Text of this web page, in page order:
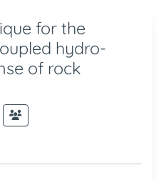
for the
hydro-
of rock